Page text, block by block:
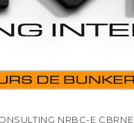
NRBC-E CBRNE